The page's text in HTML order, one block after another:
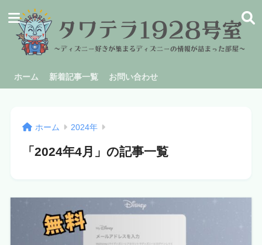
ホーム 新着記事一覧 お問い合わせ
ホーム 2024年
「2024年4月」の記事一覧